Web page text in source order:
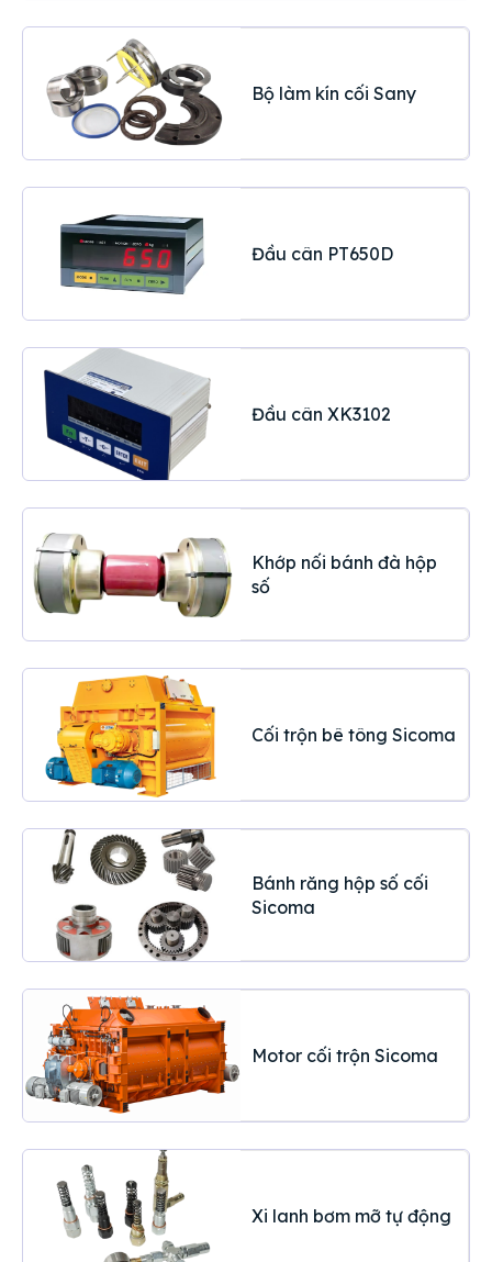
Bộ làm kín cối Sany
Đầu cân PT650D
Đầu cân XK3102
Khớp nối bánh đà hộp
số
Cối trộn bê tông Sicoma
Bánh răng hộp số cối
Sicoma
Motor cối trộn Sicoma
Xi lanh bơm mỡ tự động